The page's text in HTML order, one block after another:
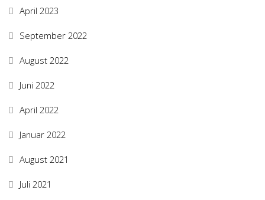
April 2023
September 2022
August 2022
Juni 2022
April 2022
Januar 2022
August 2021
Juli 2021